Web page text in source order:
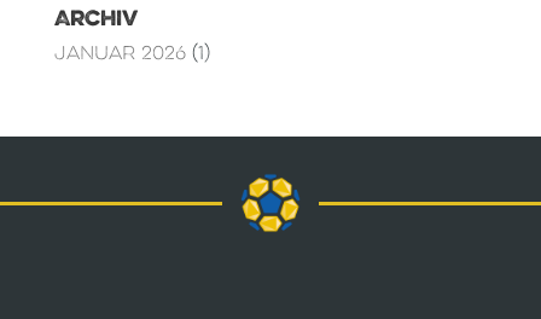
Archiv
Januar 2026(1)